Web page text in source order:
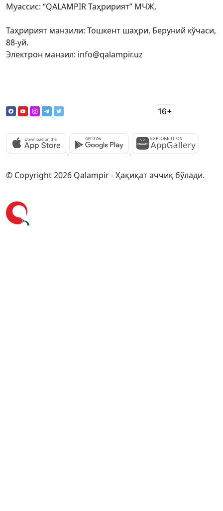
Муассис: “QALAMPIR Таҳририят” МЧЖ.
Таҳририят манзили: Тошкент шаҳри, Беруний кўчаси,
88-уй.
Электрон манзил: info@qalampir.uz
© Copyright 2026 Qalampir - Ҳақиқат аччиқ бўлади.